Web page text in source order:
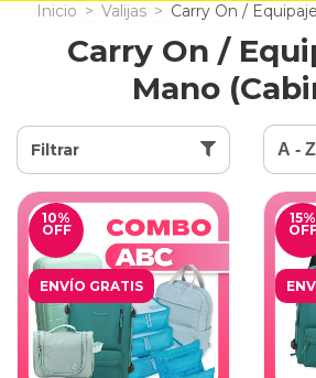
Inicio > Valijas > Carry On /
Carry On /
Mano
Filtrar
10%
OFF
ENVÍO GRATIS
15%